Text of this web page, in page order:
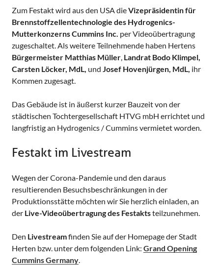
Zum Festakt wird aus den USA dieVizepräsidentin für
Brennstoffzellentechnologie des Hydrogenics-
Mutterkonzerns Cummins Inc. per Videoübertragung
zugeschaltet. Als weitere Teilnehmende haben Hertens
Bürgermeister Matthias Müller Landrat Bodo Klimpel,
Carsten Löcker, MdL,
und Josef Hovenjürgen, MdL,
ihr
Kommen zugesagt.
Das Gebäude ist in äußerst kurzer Bauzeit von der
städtischen Tochtergesellschaft HTVG mbH errichtet und
langfristig an Hydrogenics / Cummins vermietet worden.
Festakt im Livestream
Wegen der Corona-Pandemie und den daraus
resultierenden Besuchsbeschränkungen in der
Produktionsstätte möchten wir Sie herzlich einladen, an
der Live-Videoübertragung des Festaktsteilzunehmen.
Den Livestreamfinden Sie auf der Homepage der Stadt
Herten bzw. unter dem folgenden Link: Grand Opening
Cummins Germany